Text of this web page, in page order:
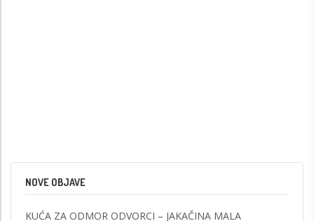
NOVE OBJAVE
KUĆA ZA ODMOR ODVORCI – JAKAČINA MALA